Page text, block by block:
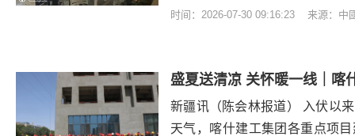
时间：2026-07-30 09:16:23 来源：中
盛夏送清凉 关怀暖一线｜喀
新疆讯（陈会林报道） 入伏以
天气，喀什建工集团各重点项